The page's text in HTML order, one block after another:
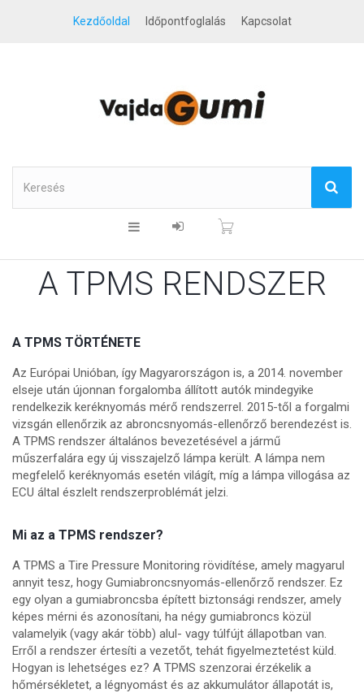
Kezdőoldal Időpontfoglalás Kapcsolat
A TPMS RENDSZER
A TPMS TÖRTÉNETE
Az Európai Unióban, így Magyarországon is, a 2014. november
elseje után újonnan forgalomba állított autók mindegyike
rendelkezik keréknyomás mérő rendszerrel. 2015-től a forgalmi
vizsgán ellenőrzik az abroncsnyomás-ellenőrző berendezést is.
A TPMS rendszer általános bevezetésével a jármű
műszerfalára egy új visszajelző lámpa került. A lámpa nem
megfelelő keréknyomás esetén világít, míg a lámpa villogása az
ECU által észlelt rendszerproblémát jelzi.
Mi az a TPMS rendszer?
A TPMS a Tire Pressure Monitoring rövidítése, amely magyarul
annyit tesz, hogy Gumiabroncsnyomás-ellenőrző rendszer. Ez
egy olyan a gumiabroncsba épített biztonsági rendszer, amely
képes mérni és azonosítani, ha négy gumiabroncs közül
valamelyik (vagy akár több) alul- vagy túlfújt állapotban van.
Erről a rendszer értesíti a vezetőt, tehát figyelmeztetést küld.
Hogyan is lehetséges ez? A TPMS szenzorai érzékelik a
hőmérsékletet, a légnyomást és az akkumulátor állapotát is,